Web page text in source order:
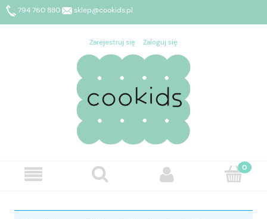
794 760 880 sklep@cookids.pl
Zarejestruj się Zaloguj się